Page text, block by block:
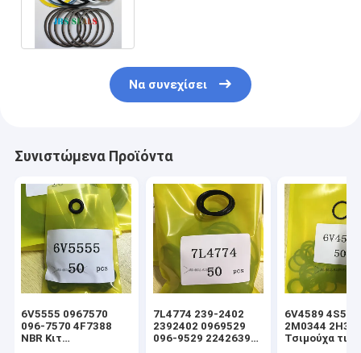
Να συνεχίσει
Συνιστώμενα Προϊόντα
6V5555 0967570
096-7570 4F7388
NBR Κιτ
7L4774 239-2402
2392402 0969529
096-9529 2242639
6V4589
2M0344
Τσιμούχα